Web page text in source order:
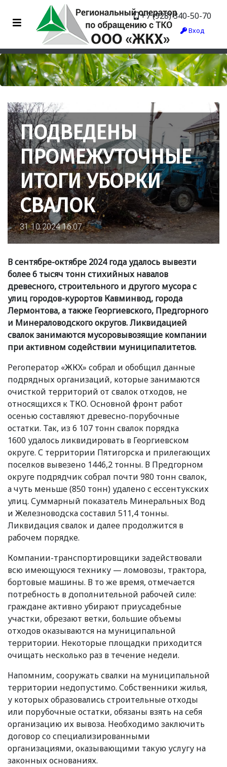
+7 (928) 340-50-70
Вход
ПОДВЕДЕНЫ
ПРОМЕЖУТОЧНЫЕ
ИТОГИ УБОРКИ
СВАЛОК
31.10.2024 16:07
В сентябре-октябре 2024 года удалось вывезти
более 6 тысяч тонн стихийных навалов
древесного, строительного и другого мусора с
улиц городов-курортов Кавминвод, города
Лермонтова, а также Георгиевского, Предгорного
и Минераловодского округов. Ликвидацией
свалок занимаются мусоровывозящие компании
при активном содействии муниципалитетов.
Регоператор «ЖКХ» собрал и обобщил данные
подрядных организаций, которые занимаются
очисткой территорий от свалок отходов, не
относящихся к ТКО. Основной фронт работ
осенью составляют древесно-порубочные
остатки. Так, из 6 107 тонн свалок порядка
1600 удалось ликвидировать в Георгиевском
округе. С территории Пятигорска и прилегающих
поселков вывезено 1446,2 тонны. В Предгорном
округе подрядчик собрал почти 980 тонн свалок,
а чуть меньше(850 тонн) удалено с ессентукских
улиц. Суммарный показатель Минеральных Вод
и Железноводска составил 511,4 тонны.
Ликвидация свалок и далее продолжится в
рабочем порядке.
Компании-транспортировщики задействовали
всю имеющуюся технику — ломовозы, трактора,
бортовые машины. В то же время, отмечается
потребность в дополнительной рабочей силе:
граждане активно убирают приусадебные
участки, обрезают ветки, большие объемы
отходов оказываются на муниципальной
территории. Некоторые площадки приходится
очищать несколько раз в течение недели.
Напомним, сооружать свалки на муниципальной
территории недопустимо. Собственники жилья,
у которых образовались строительные отходы
или порубочные остатки, обязаны взять на себя
организацию их вывоза. Необходимо заключить
договор со специализированными
организациями, оказывающими такую услугу на
законных основаниях.